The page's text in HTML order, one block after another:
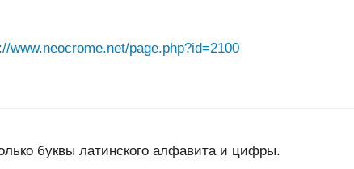
www.neocrome.net/page.php?id=2100
буквы латинского алфавита и цифры.